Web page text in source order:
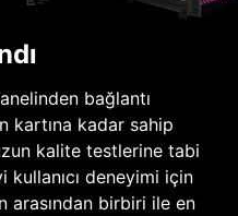
bağlantı
kartına kadar sahip
kalite testlerine tabi
deneyimi için
arasından birbiri ile en